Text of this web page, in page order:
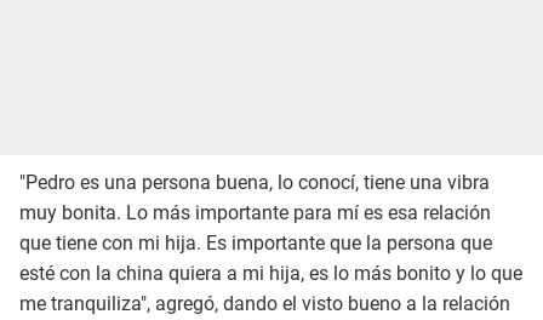
"Pedro es una persona buena, lo conocí, tiene una vibra
muy bonita. Lo más importante para mí es esa relación
que tiene con mi hija. Es importante que la persona que
esté con la china quiera a mi hija, es lo más bonito y lo que
me tranquiliza", agregó, dando el visto bueno a la relación